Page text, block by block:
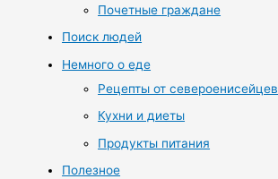
Почетные граждане
Поиск людей
Немного о еде
Рецепты от североенисейцев
Кухни и диеты
Продукты питания
Полезное